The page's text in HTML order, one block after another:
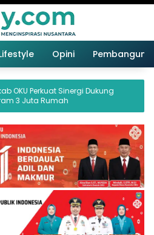
Opini
Sinergi Dukung